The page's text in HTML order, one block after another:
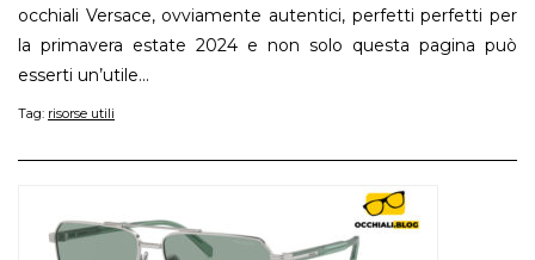
occhiali Versace, ovviamente autentici, perfetti perfetti per
la primavera estate 2024 e non solo questa pagina può
esserti un’utile...
Tag: risorse utili